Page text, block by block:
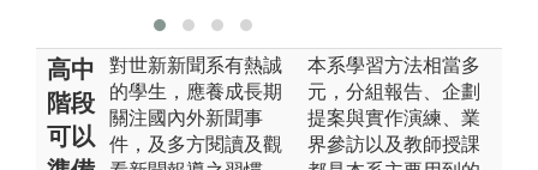
高中
階段
可以
對世新新聞系有熱誠
的學生，應養成長期
關注國內外新聞事
件，及多方閱讀及觀
本系學習方法相當多
元，分組報告、企劃
提案與實作演練、業
界參訪以及教師授課